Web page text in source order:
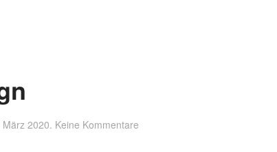
März 2020. Keine Kommentarezu